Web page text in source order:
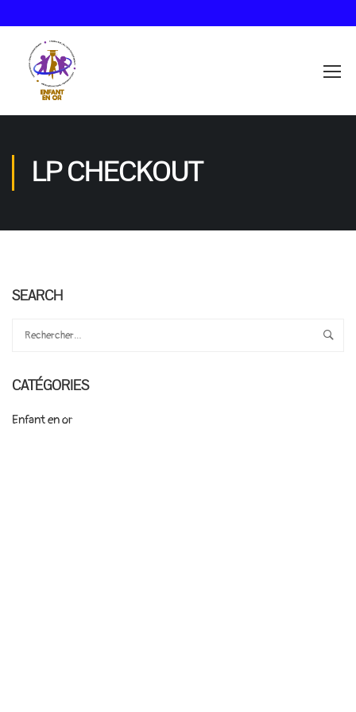
LP CHECKOUT
SEARCH
CATÉGORIES
Enfant en or